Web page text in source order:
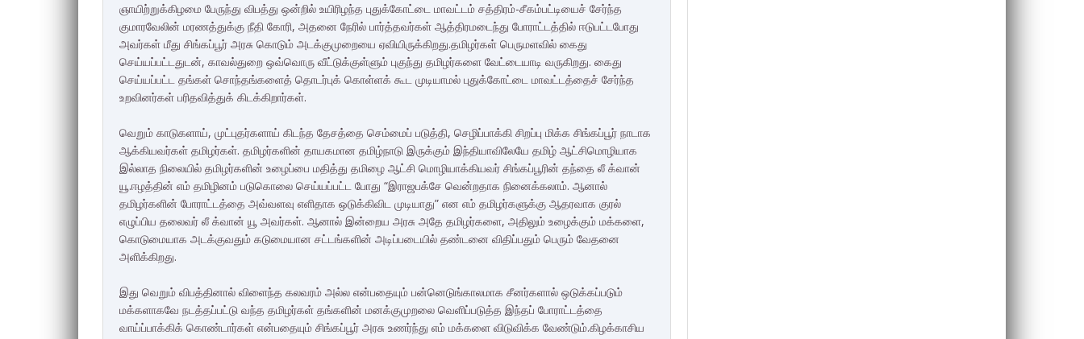
ஞாயிற்றுக்கிழமை பேருந்து விபத்து ஒன்றில் உயிரிழந்த புதுக்கோட்டை மாவட்டம் சத்திரம்-சீகம்பட்டியைச் சேர்ந்த
குமாரவேலின் மரணத்துக்கு நீதி கோரி, அதனை நேரில் பார்த்தவர்கள் ஆத்திரமடைந்து போராட்டத்தில் ஈடுபட்டபோது
அவர்கள் மீது சிங்கப்பூர் அரசு கொடும் அடக்குமுறையை ஏவியிருக்கிறது.தமிழர்கள் பெருமளவில் கைது
செய்யப்பட்டதுடன், காவல்துறை ஒவ்வொரு வீட்டுக்குள்ளும் புகுந்து தமிழர்களை வேட்டையாடி வருகிறது. கைது
செய்யப்பட்ட தங்கள் சொந்தங்களைத் தொடர்புக் கொள்ளக் கூட முடியாமல் புதுக்கோட்டை மாவட்டத்தைச் சேர்ந்த
உறவினர்கள் பரிதவித்துக் கிடக்கிறார்கள்.
வெறும் காடுகளாய், முட்புதர்களாய் கிடந்த தேசத்தை செம்மைப் படுத்தி, செழிப்பாக்கி சிறப்பு மிக்க சிங்கப்பூர் நாடாக
ஆக்கியவர்கள் தமிழர்கள். தமிழர்களின் தாயகமான தமிழ்நாடு இருக்கும் இந்தியாவிலேயே தமிழ் ஆட்சிமொழியாக
இல்லாத நிலையில் தமிழர்களின் உழைப்பை மதித்து தமிழை ஆட்சி மொழியாக்கியவர் சிங்கப்பூரின் தந்தை லீ க்வான்
யூ.ஈழத்தின் எம் தமிழினம் படுகொலை செய்யப்பட்ட போது “இராஜபக்சே வென்றதாக நினைக்கலாம். ஆனால்
தமிழர்களின் போராட்டத்தை அவ்வளவு எளிதாக ஒடுக்கிவிட முடியாது” என எம் தமிழர்களுக்கு ஆதரவாக குரல்
எழுப்பிய தலைவர் லீ க்வான் யூ அவர்கள். ஆனால் இன்றைய அரசு அதே தமிழர்களை, அதிலும் உழைக்கும் மக்களை,
கொடுமையாக அடக்குவதும் கடுமையான சட்டங்களின் அடிப்படையில் தண்டனை விதிப்பதும் பெரும் வேதனை
அளிக்கிறது.
இது வெறும் விபத்தினால் விளைந்த கலவரம் அல்ல என்பதையும் பன்னெடுங்காலமாக சீனர்களால் ஒடுக்கப்படும்
மக்களாகவே நடத்தப்பட்டு வந்த தமிழர்கள் தங்களின் மனக்குமுறலை வெளிப்படுத்த இந்தப் போராட்டத்தை
வாய்ப்பாக்கிக் கொண்டார்கள் என்பதையும் சிங்கப்பூர் அரசு உணர்ந்து எம் மக்களை விடுவிக்க வேண்டும்.கிழக்காசிய